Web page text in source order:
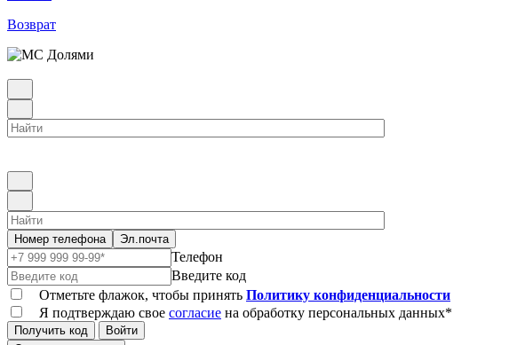
Возврат
Номер телефона Эл.почта
Телефон
Введите код
Отметьте флажок, чтобы принять Политику конфиденциальности
Я подтверждаю свое согласие на обработку персональных данных*
Получить код
Войти